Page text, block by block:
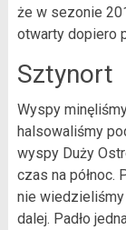
że w sezonie
otwarty dopiero
Sztynort
Wyspy
halsowaliśmy
wyspy Duży
czas na północ.
nie wiedzieliśmy
dalej. Padło